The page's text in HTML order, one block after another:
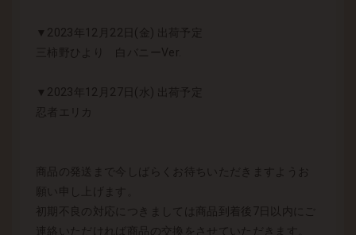
▼2023年12月22日(金) 出荷予定
三柿野ひより 白バニーVer.
▼2023年12月27日(水) 出荷予定
忍者エリカ
商品の発送まで今しばらくお待ちいただきますようお
願い申し上げます。
初期不良の対応につきましては商品到着後7日以内にご
連絡いただければ商品の交換をさせていただきます。